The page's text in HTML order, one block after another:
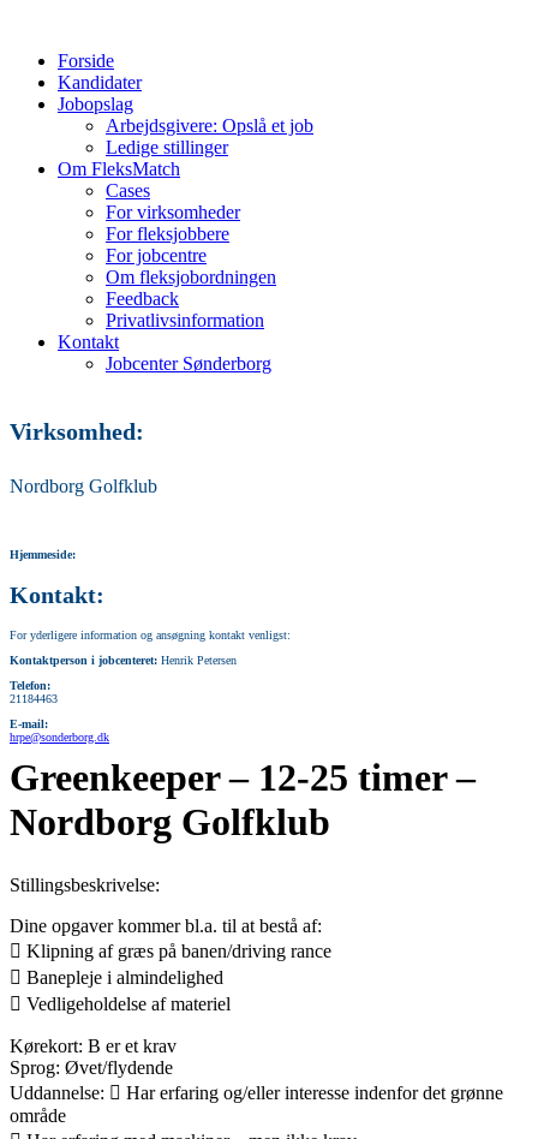
Forside
Kandidater
Jobopslag
Arbejdsgivere: Opslå et job
Ledige stillinger
Om FleksMatch
Cases
For virksomheder
For fleksjobbere
For jobcentre
Om fleksjobordningen
Feedback
Privatlivsinformation
Kontakt
Jobcenter Sønderborg
Virksomhed:
Nordborg Golfklub
Hjemmeside:
Kontakt:
For yderligere information og ansøgning kontakt venligst:
Kontaktperson i jobcenteret: Henrik Petersen
Telefon:
21184463
E-mail:
hrpe@sonderborg.dk
Greenkeeper – 12-25 timer –
Nordborg Golfklub
Stillingsbeskrivelse:
Dine opgaver kommer bl.a. til at bestå af:
 Klipning af græs på banen/driving rance
 Banepleje i almindelighed
 Vedligeholdelse af materiel
Kørekort: B er et krav
Sprog: Øvet/flydende
Uddannelse:  Har erfaring og/eller interesse indenfor det grønne
område